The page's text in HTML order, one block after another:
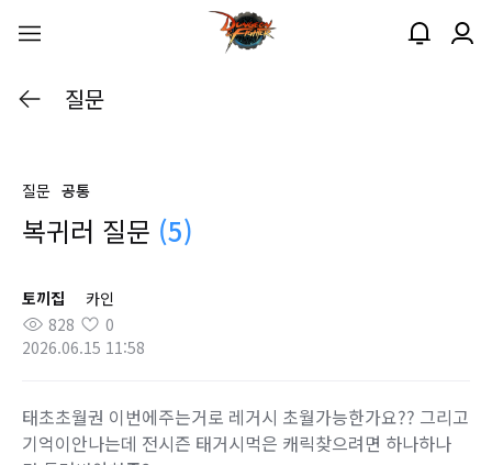
질문
질문 공통
복귀러 질문 (5)
토끼집
카인
828
0
2026.06.15 11:58
태초초월권 이번에주는거로 레거시 초월가능한가요?? 그리고
기억이안나는데 전시즌 태거시먹은 캐릭찾으려면 하나하나